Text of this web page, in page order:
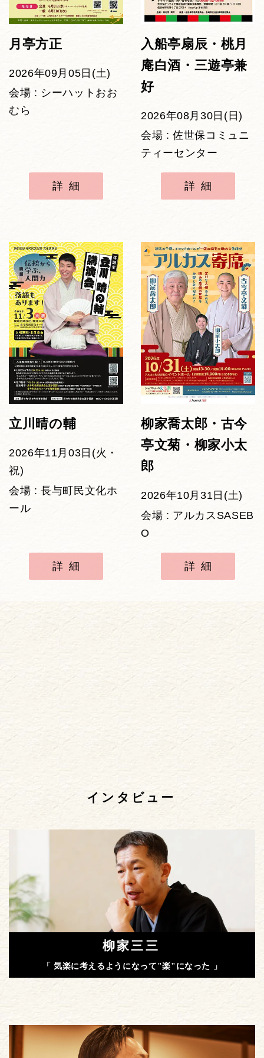
月亭方正
2026年09月05日(土)
会場 : シーハットおお
むら
詳細
入船亭扇辰・桃月
庵白酒・三遊亭兼
好
2026年08月30日(日)
会場 : 佐世保コミュニ
ティーセンター
詳細
立川晴の輔
2026年11月03日(火・
祝)
会場 : 長与町民文化ホ
ール
詳細
柳家喬太郎・古今
亭文菊・柳家小太
郎
2026年10月31日(土)
会場 : アルカスSASEB
O
詳細
インタビュー
柳家三三
「 気楽に考えるようになって"楽"になった 」